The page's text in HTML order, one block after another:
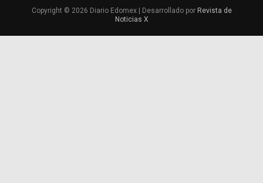
Copyright © 2026 Diario Edomex | Desarrollado por Revista de
Noticias X